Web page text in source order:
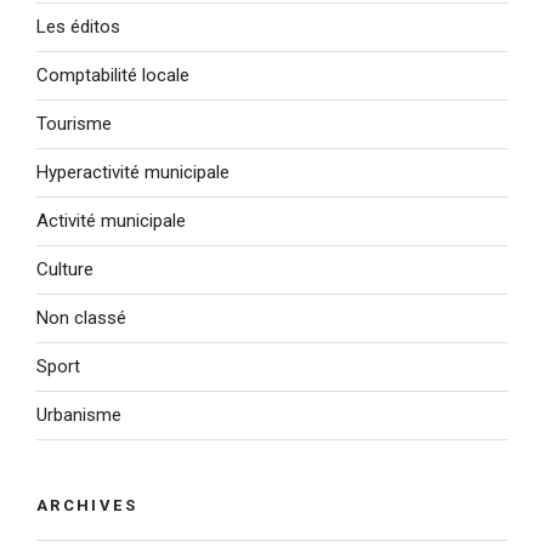
Les éditos
Comptabilité locale
Tourisme
Hyperactivité municipale
Activité municipale
Culture
Non classé
Sport
Urbanisme
ARCHIVES